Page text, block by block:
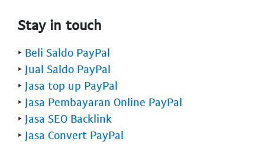
Stay in touch
‣ Beli Saldo PayPal
‣ Jual Saldo PayPal
‣ Jasa top up PayPal
‣ Jasa Pembayaran Online PayPal
‣ Jasa SEO Backlink
‣ Jasa Convert PayPal